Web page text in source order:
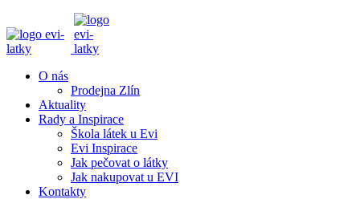
O nás
Prodejna Zlín
Aktuality
Rady a Inspirace
Škola látek u Evi
Evi Inspirace
Jak pečovat o látky
Jak nakupovat u EVI
Kontakty